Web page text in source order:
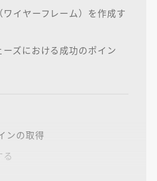
イヤーフレーム）を作成す
ーズにおける成功のポイン
ンの取得